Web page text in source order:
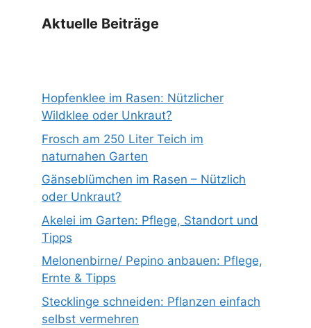
Aktuelle Beiträge
Hopfenklee im Rasen: Nützlicher
Wildklee oder Unkraut?
Frosch am 250 Liter Teich im
naturnahen Garten
Gänseblümchen im Rasen – Nützlich
oder Unkraut?
Akelei im Garten: Pflege, Standort und
Tipps
Melonenbirne/ Pepino anbauen: Pflege,
Ernte & Tipps
Stecklinge schneiden: Pflanzen einfach
selbst vermehren